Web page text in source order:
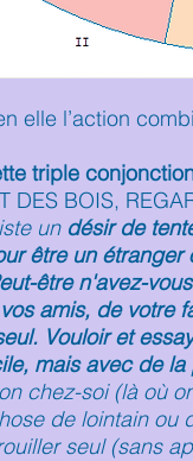
elle l’action
triple
DES BOIS,
un désir de
être un
être n'avez-
amis, de votre
Vouloir et
mais avec de
chez-soi (là où
de lointain
seul (sans